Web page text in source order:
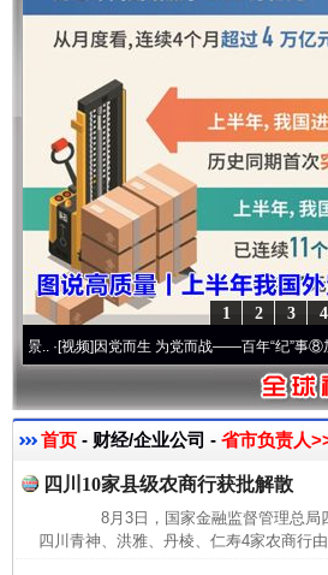
4
3
2
1
视频]因党而生 为党而战——百年“纪”事⑧加强纪
首页 - 财经/企业公司 - 省市负责人
四川10家县级农商行获批解散
8月3日，国家金融监督管理总局
四川青神、洪雅、丹棱、仁寿4家农商行